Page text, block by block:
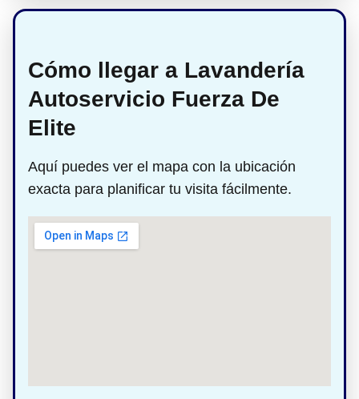
Cómo llegar a Lavandería
Autoservicio Fuerza De
Elite
Aquí puedes ver el mapa con la ubicación
exacta para planificar tu visita fácilmente.